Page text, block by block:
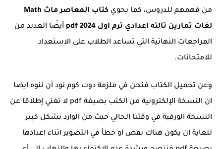
من فهمهم للدروس، كما يحوي
كتاب المعاصر ماث Math
لغات تمارين تالته اعدادي ترم اول 2024 pdf
أيضًا العديد من
المراجعات النهائية التي تساعد الطلاب على الاستعداد
للامتحانات.
وعن تحميل الكتاب فنحن في ملزمة دوت كوم نود أن ننوه ايضا
ان النسخة الإلكترونية من الكتب بصيغة pdf لا تغني إطلاقا عن
النسخة الورقية في وقتنا الحالي حيث من الوارد بشكل كبير
للغاية ان يكون هناك نقص او خطأ في التصوير اثناء اعدادها